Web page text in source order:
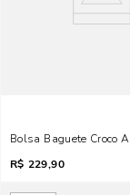
Bolsa Baguete Croco
R$ 229,90